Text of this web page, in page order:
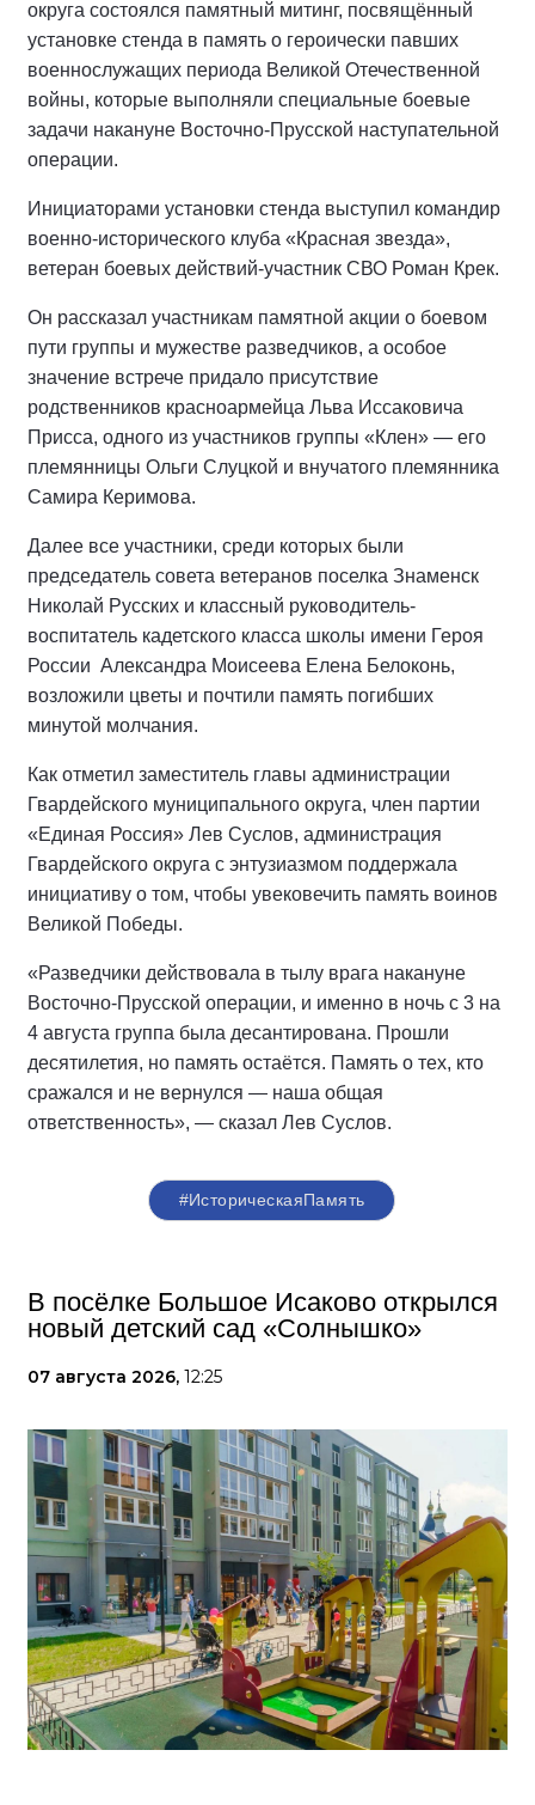
округа состоялся памятный митинг, посвящённый
установке стенда в память о героически павших
военнослужащих периода Великой Отечественной
войны, которые выполняли специальные боевые
задачи накануне Восточно-Прусской наступательной
операции.
Инициаторами установки стенда выступил командир
военно-исторического клуба «Красная звезда»,
ветеран боевых действий-участник СВО Роман Крек.
Он рассказал участникам памятной акции о боевом
пути группы и мужестве разведчиков, а особое
значение встрече придало присутствие
родственников красноармейца Льва Иссаковича
Присса, одного из участников группы «Клен» — его
племянницы Ольги Слуцкой и внучатого племянника
Самира Керимова.
Далее все участники, среди которых были
председатель совета ветеранов поселка Знаменск
Николай Русских и классный руководитель-
воспитатель кадетского класса школы имени Героя
России Александра Моисеева Елена Белоконь,
возложили цветы и почтили память погибших
минутой молчания.
Как отметил заместитель главы администрации
Гвардейского муниципального округа, член партии
«Единая Россия» Лев Суслов, администрация
Гвардейского округа с энтузиазмом поддержала
инициативу о том, чтобы увековечить память воинов
Великой Победы.
«Разведчики действовала в тылу врага накануне
Восточно-Прусской операции, и именно в ночь с 3 на
4 августа группа была десантирована. Прошли
десятилетия, но память остаётся. Память о тех, кто
сражался и не вернулся — наша общая
ответственность», — сказал Лев Суслов.
#ИсторическаяПамять
В посёлке Большое Исаково открылся
новый детский сад «Солнышко»
07 августа 2026, 12:25